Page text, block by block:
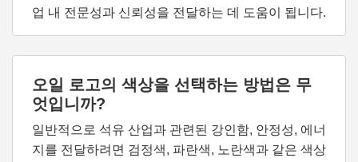
업 내 전문성과 신뢰성을 전달하는 데 도움이 됩니다.
오일 로고의 색상을 선택하는 방법은 무
엇입니까?
일반적으로 석유 산업과 관련된 강인함, 안정성, 에너
지를 전달하려면 검정색, 파란색, 노란색과 같은 색상